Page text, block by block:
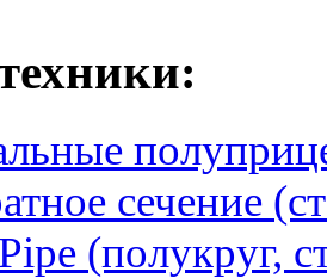
сечение
(полукруг,